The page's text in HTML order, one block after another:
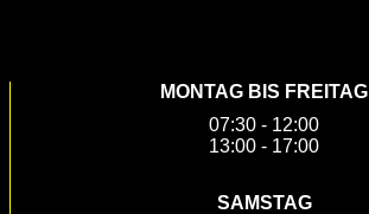
MONTAG BIS FREITAG
07:30 - 12:00
13:00 - 17:00
SAMSTAG